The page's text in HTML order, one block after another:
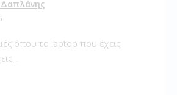
όπου το laptop που έχεις